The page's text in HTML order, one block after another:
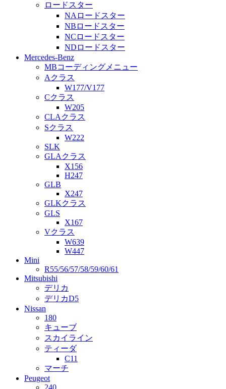
ロードスター
NAロードスター
NBロードスター
NCロードスター
NDロードスター
Mercedes-Benz
MBコーディングメニュー
Aクラス
W177/V177
Cクラス
W205
CLAクラス
Sクラス
W222
SLK
GLAクラス
X156
H247
GLB
X247
GLKクラス
GLS
X167
Vクラス
W639
W447
Mini
R55/56/57/58/59/60/61
Mitsubishi
デリカ
デリカD5
Nissan
180
キューブ
スカイライン
ティーダ
C11
マーチ
Peugeot
240